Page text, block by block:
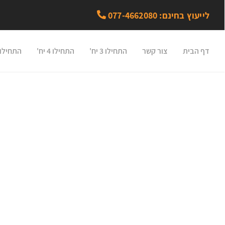
לייעוץ בחינם: 077-4662080
דף הבית צור קשר התחילו 3 יח' התחילו 4 יח' התחילו 5 יח'